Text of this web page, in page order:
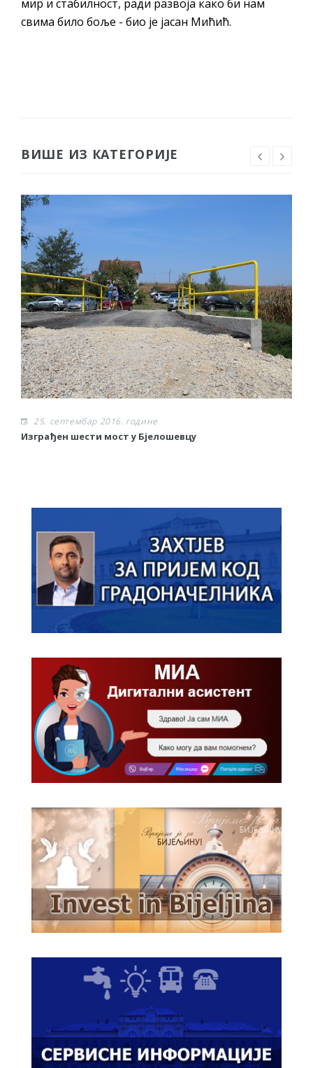
мир и стабилност, ради развоја како би нам
свима било боље - био је јасан Мићић.
ВИШЕ ИЗ КАТЕГОРИЈЕ
25. септембар 2016. године
Изграђен шести мост у Бјелошевцу